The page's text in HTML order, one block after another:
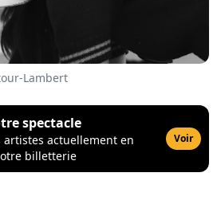
Lambert
spectacle
artistes actuellement en
billetterie
Voir